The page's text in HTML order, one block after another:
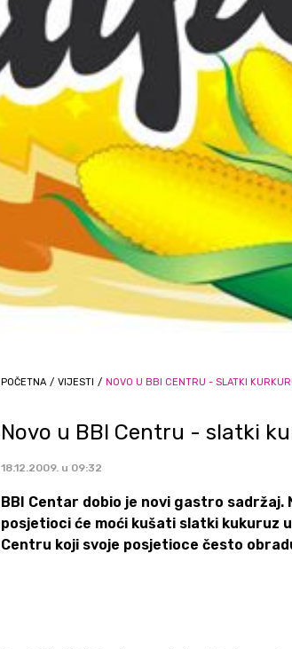
POČETNA / VIJESTI / NOVO U BBI CENTRU - SLATKI
Novo u BBI Centru - slatki
18.12.2009. u 09:32
BBI Centar dobio je novi gastro sadržaj.
posjetioci će moći kušati slatki kukuruz
Centru koji svoje posjetioce često